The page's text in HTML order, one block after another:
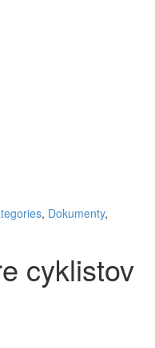
, Dokumenty,
cyklistov